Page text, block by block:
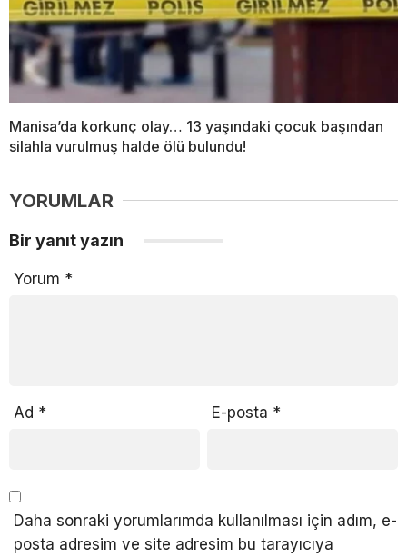
Manisa’da korkunç olay… 13 yaşındaki çocuk başından
silahla vurulmuş halde ölü bulundu!
YORUMLAR
Bir yanıt yazın
Yorum *
Ad * E-posta *
Daha sonraki yorumlarımda kullanılması için adım, e-
posta adresim ve site adresim bu tarayıcıya